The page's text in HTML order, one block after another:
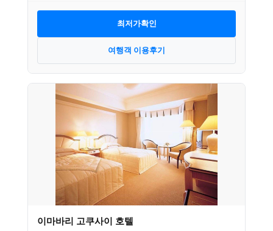
최저가확인
여행객 이용후기
이마바리 고쿠사이 호텔